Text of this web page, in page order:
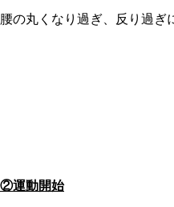
腰の丸くなり過ぎ、反り過ぎ
②運動開始